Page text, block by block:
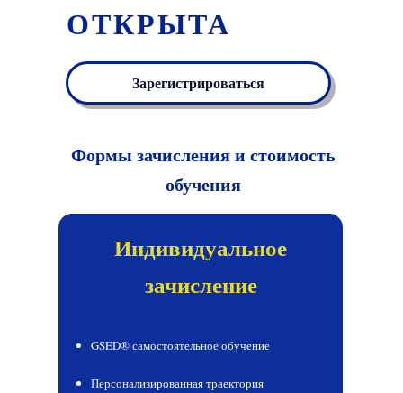
Зарегистрироваться
ОТКРЫТА
GSED® самостоятельное обучение
Персонализированная траектория
Индивидуальное
зачисление
Формы зачисления и стоимость
обучения